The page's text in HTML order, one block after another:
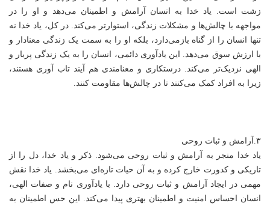
زشت است. یاد خدا به انسان آرامش و اطمینان می‌دهد و او را در
مواجهه با چالش‌ها و مشکلات زندگی، استوارتر می‌کند. در کل، یاد خدا نه
تنها انسان را از گناه بازمی‌دارد، بلکه او را به سمت یک زندگی معنادار و
با ارزش سوق می‌دهد. این یادآوری دائمی، انسان را به یک زندگی پربار و
الهی نزدیک‌تر می‌کند. درستکاری و معنامندی هم آیند تاب آوری هستند،
زیرا به افراد کمک می‌کنند تا در چالش‌ها مقاومت کنند.
۳.آرامش و ثبات روحی
یاد خدا منجر به آرامش و ثبات روحی می‌شود. ذکر و یاد خدا، دل را از
تاریکی و کدورت خارج کرده و به آن حیات تازه‌ای می‌بخشد. یاد خدا نقش
مهمی در ایجاد آرامش و ثبات روحی دارد. با یادآوری نام و صفات الهی،
انسان احساس امنیت و اطمینان بهتری پیدا می‌کند. این حس اطمینان به